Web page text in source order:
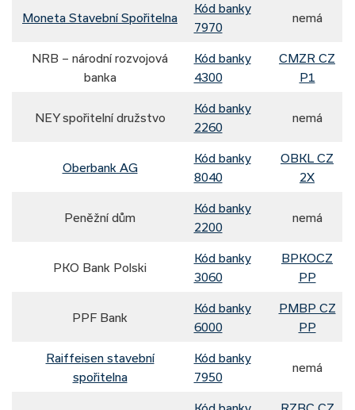
Moneta Stavební Spořitelna
Kód banky
7970
nemá
NRB – národní rozvojová
banka
Kód banky
4300
CMZR CZ
P1
NEY spořitelní družstvo
Kód banky
2260
nemá
Oberbank AG
Kód banky
8040
OBKL CZ
2X
Peněžní dům
Kód banky
2200
nemá
PKO Bank Polski
Kód banky
3060
BPKOCZ
PP
PPF Bank
Kód banky
6000
PMBP CZ
PP
Raiffeisen stavební
spořitelna
Kód banky
7950
nemá